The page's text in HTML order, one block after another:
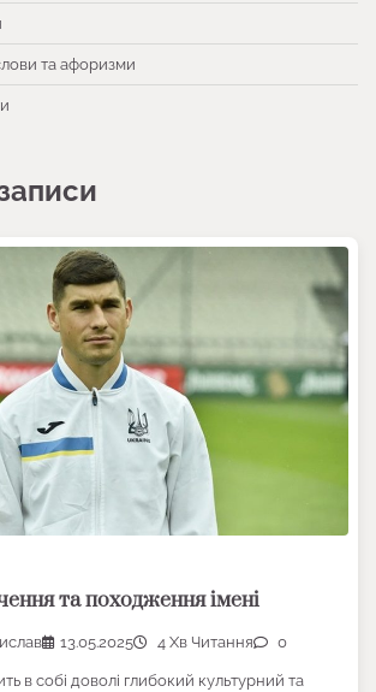
та афоризми
та походження імені
13.05.2025 4 Хв Читання 0
в собі доволі глибокий культурний та